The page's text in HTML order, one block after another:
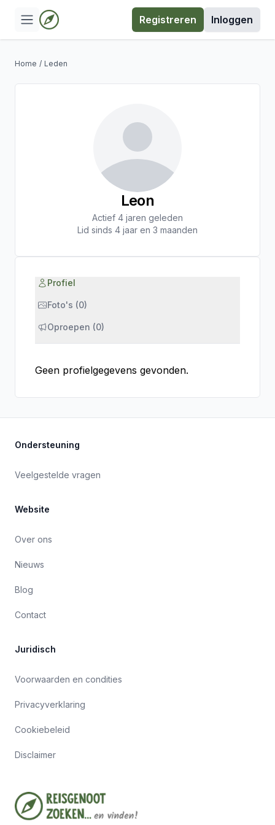
Registreren Inloggen
Home / Leden
Leon
Actief 4 jaren geleden
Lid sinds 4 jaar en 3 maanden
Profiel
Foto's (0)
Oproepen (0)
Geen profielgegevens gevonden.
Ondersteuning
Veelgestelde vragen
Website
Over ons
Nieuws
Blog
Contact
Juridisch
Voorwaarden en condities
Privacyverklaring
Cookiebeleid
Disclaimer